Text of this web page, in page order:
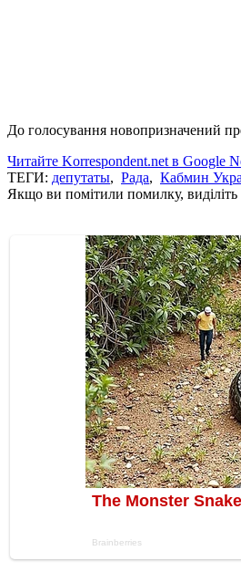
До голосування новопризначений
Читайте Korrespondent.net в Google
ТЕГИ: депутаты, Рада, Кабмин
Якщо ви помітили помилку,